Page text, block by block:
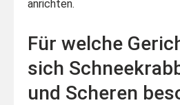
anrichten.
Für welche
sich
und Scheren